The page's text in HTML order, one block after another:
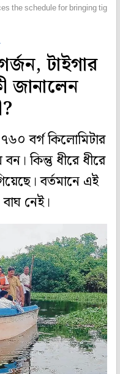
the schedule for bringing
টাইগার
জানালেন
বর্গ কিলোমিটার
কিন্তু ধীরে ধীরে
বর্তমানে এই
নেই।